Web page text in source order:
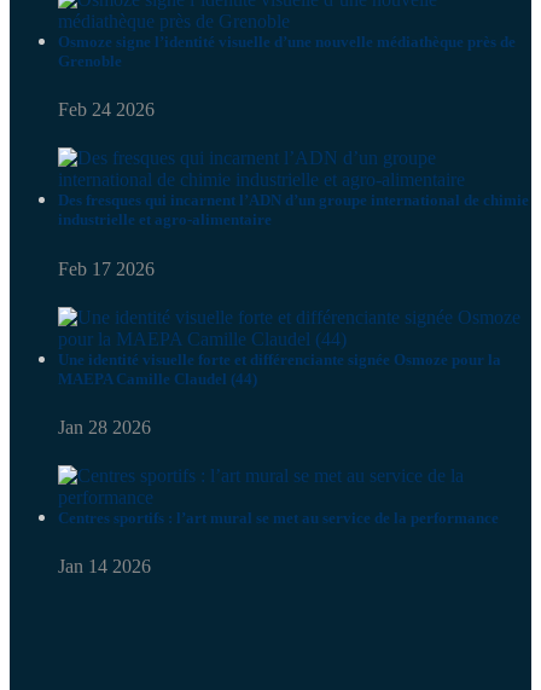
Osmoze signe l’identité visuelle d’une nouvelle médiathèque près de
Grenoble
Feb 24 2026
Des fresques qui incarnent l’ADN d’un groupe international de chimie
industrielle et agro-alimentaire
Feb 17 2026
Une identité visuelle forte et différenciante signée Osmoze pour la
MAEPA Camille Claudel (44)
Jan 28 2026
Centres sportifs : l’art mural se met au service de la performance
Jan 14 2026